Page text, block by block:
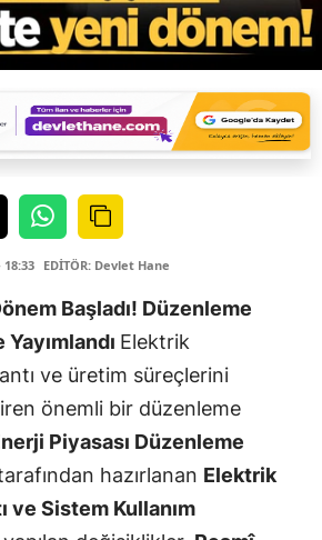
18:33 EDİTÖR: Devlet Hane
Başladı! Düzenleme
Elektrik
ve üretim süreçlerini
önemli bir düzenleme
Piyasası Düzenleme
hazırlanan Elektrik
ve Sistem Kullanım